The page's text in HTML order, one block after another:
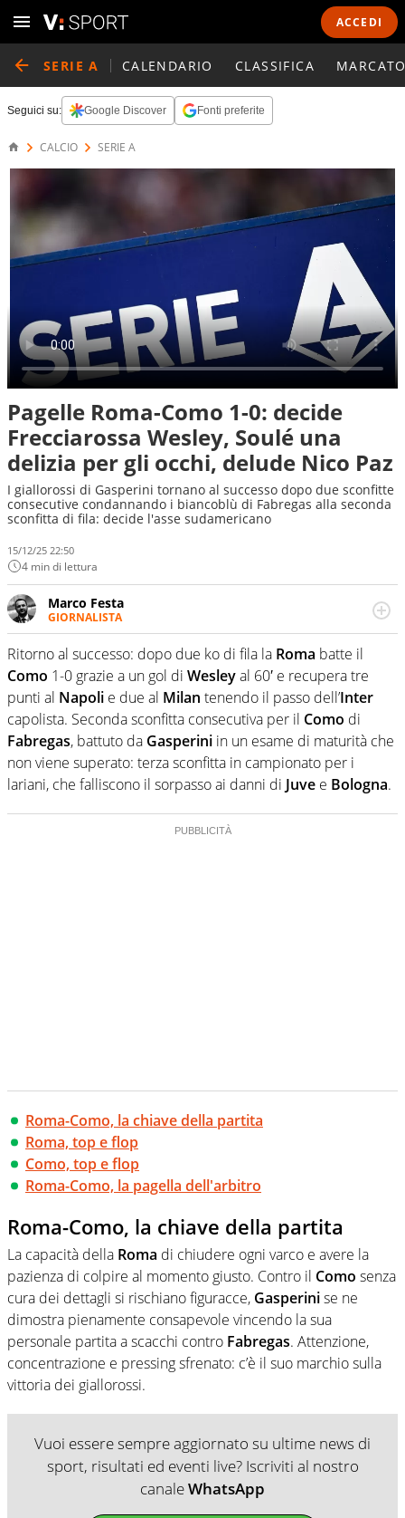
ACCEDI
SERIE A CALENDARIO CLASSIFICA
Seguici su: Google Discover Fonti preferite
CALCIO SERIE A
Pagelle Roma-Como 1-0: decide
Frecciarossa Wesley, Soulé una
delizia per gli occhi, delude Nico Paz
I giallorossi di Gasperini tornano al successo dopo due sconfitte
consecutive condannando i biancoblù di Fabregas alla seconda
sconfitta di fila: decide l'asse sudamericano
15/12/25 22:50
4 min di lettura
Marco Festa
GIORNALISTA
Frequentatore di stadi ed esperto di calcio, ama
agganciare e far domande a idoli e futuri campioni. Anzi,
spesso precorre gli addetti ai lavori e li scova prima di
loro
Ritorno al successo: dopo due ko di fila la Roma batte il
Como 1-0 grazie a un gol di Wesleyal 60′ e recupera tre
punti al Napoli e due al Milan tenendo il passo dell’Inter
capolista. Seconda sconfitta consecutiva per il Como di
Fabregas, battuto da Gasperini in un esame di maturità che
non viene superato: terza sconfitta in campionato per i
lariani, che falliscono il sorpasso ai danni di Juve e Bologna.
Roma-Como, la chiave della partita
Roma, top e flop
Como, top e flop
Roma-Como, la pagella dell'arbitro
Roma-Como, la chiave della partita
La capacità della Roma di chiudere ogni varco e avere la
pazienza di colpire al momento giusto. Contro il Como senza
cura dei dettagli si rischiano figuracce, Gasperinise ne
dimostra pienamente consapevole vincendo la sua
personale partita a scacchi contro Fabregas. Attenzione,
concentrazione e pressing sfrenato: c’è il suo marchio sulla
vittoria dei giallorossi.
Vuoi essere sempre aggiornato su ultime news di
sport, risultati ed eventi live? Iscriviti al nostro
canaleWhatsApp